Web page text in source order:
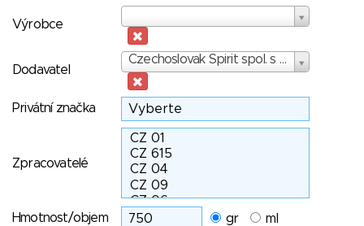
Výrobce
Dodavatel
Czechoslovak Spirit spol. s r.o., Praha 1
Dodavatel
Privátní značka
Zpracovatelé
Hmotnost/objem gr
ml